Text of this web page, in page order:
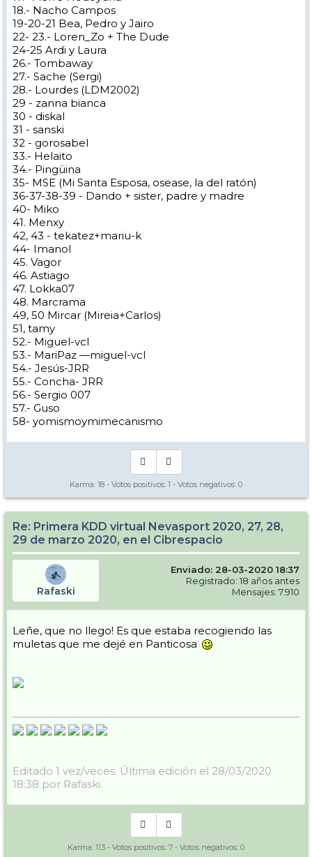
18.- Nacho Campos
19-20-21 Bea, Pedro y Jairo
22- 23.- Loren_Zo + The Dude
24-25 Ardi y Laura
26.- Tombaway
27.- Sache (Sergi)
28.- Lourdes (LDM2002)
29 - zanna bianca
30 - diskal
31 - sanski
32 - gorosabel
33.- Helaito
34.- Pingüina
35- MSE (Mi Santa Esposa, osease, la del ratón)
36-37-38-39 - Dando + sister, padre y madre
40- Miko
41. Menxy
42, 43 - tekatez+mariu-k
44- Imanol
45. Vagor
46. Astiago
47. Lokka07
48. Marcrama
49, 50 Mircar (Mireia+Carlos)
51, tamy
52.- Miguel-vcl
53.- MariPaz —miguel-vcl
54.- Jesús-JRR
55.- Concha- JRR
56.- Sergio 007
57.- Guso
58- yomismoymimecanismo
Karma: 18 - Votos positivos: 1 - Votos negativos: 0
Re: Primera KDD virtual Nevasport 2020, 27, 28,
29 de marzo 2020, en el Cibrespacio
Rafaski
Enviado: 28-03-2020 18:37
Registrado: 18 años antes
Mensajes: 7.910
Leñe, que no llego! Es que estaba recogiendo las
muletas que me dejé en Panticosa
Editado 1 vez/veces. Última edición el 28/03/2020
18:38 por Rafaski.
Karma: 113 - Votos positivos: 7 - Votos negativos: 0